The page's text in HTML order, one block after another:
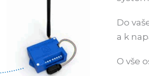
Do
a k
O vše